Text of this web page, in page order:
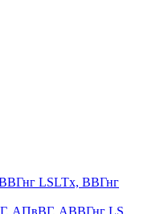
LSLTx, ВВГнг
АПвВГ, АВВГнг LS,